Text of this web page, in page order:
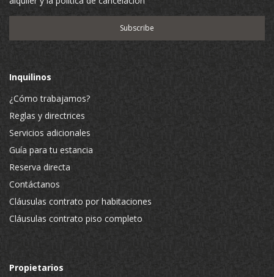
Inquilinos
¿Cómo trabajamos?
Reglas y directrices
Servicios adicionales
Guía para tu estancia
Reserva directa
Contáctanos
Cláusulas contrato por habitaciones
Cláusulas contrato piso completo
Propietarios